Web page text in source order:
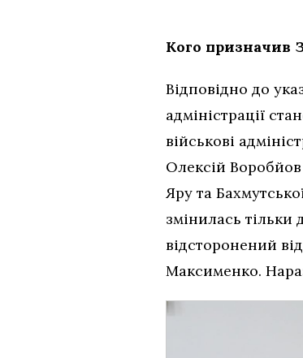
Кого призначив
Відповідно до
адміністрації
військові
Олексій
Яру та
змінилась
відсторонений
Максименко.